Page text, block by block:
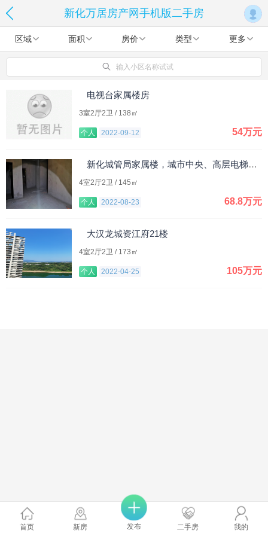
新化万居房产网手机版二手房
区域 面积 房价 类型 更多
输入小区名称试试
电视台家属楼房
3室2厅2卫 / 138㎡
个人 2022-09-12 54万元
新化城管局家属楼，城市中央、高层电梯房、学区房
4室2厅2卫 / 145㎡
个人 2022-08-23 68.8万元
大汉龙城资江府21楼
4室2厅2卫 / 173㎡
个人 2022-04-25 105万元
首页 新房 发布 二手房 我的